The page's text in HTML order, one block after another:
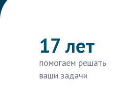
17 лет
помогаем решать
ваши задачи